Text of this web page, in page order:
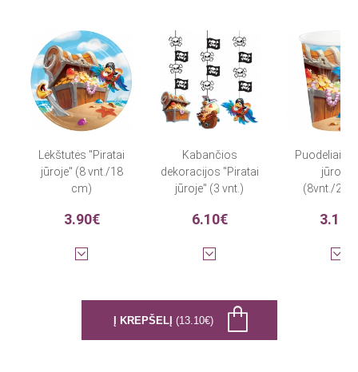
Lėkštutės "Piratai
jūroje" (8 vnt./18
cm)
3.90€
Kabančios
dekoracijos "Piratai
jūroje" (3 vnt.)
6.10€
Puodeliai
jūroje"
(8vnt./
3.10€
Į KREPŠELĮ (13.10€)